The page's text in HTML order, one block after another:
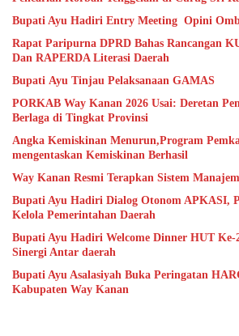
Bupati Ayu Hadiri Entry Meeting Opini
Rapat Paripurna DPRD Bahas Rancangan
Dan RAPERDA Literasi Daerah
Bupati Ayu Tinjau Pelaksanaan GAMAS
PORKAB Way Kanan 2026 Usai: Deretan
Berlaga di Tingkat Provinsi
Angka Kemiskinan Menurun,Program
mengentaskan Kemiskinan Berhasil
Way Kanan Resmi Terapkan Sistem
Bupati Ayu Hadiri Dialog Otonom APKASI,
Kelola Pemerintahan Daerah
Bupati Ayu Hadiri Welcome Dinner HUT
Sinergi Antar daerah
Bupati Ayu Asalasiyah Buka Peringatan
Kabupaten Way Kanan